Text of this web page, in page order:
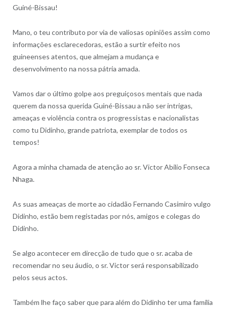
Guiné-Bissau!
Mano, o teu contributo por via de valiosas opiniões assim como
informações esclarecedoras, estão a surtir efeito nos
guineenses atentos, que almejam a mudança e
desenvolvimento na nossa pátria amada.
Vamos dar o último golpe aos preguiçosos mentais que nada
querem da nossa querida Guiné-Bissau a não ser intrigas,
ameaças e violência contra os progressistas e nacionalistas
como tu Didinho, grande patriota, exemplar de todos os
tempos!
Agora a minha chamada de atenção ao sr. Victor Abilio Fonseca
Nhaga.
As suas ameaças de morte ao cidadão Fernando Casimiro vulgo
Didinho, estão bem registadas por nós, amigos e colegas do
Didinho.
Se algo acontecer em direcção de tudo que o sr. acaba de
recomendar no seu áudio, o sr. Victor será responsabilizado
pelos seus actos.
Também lhe faço saber que para além do Didinho ter uma família